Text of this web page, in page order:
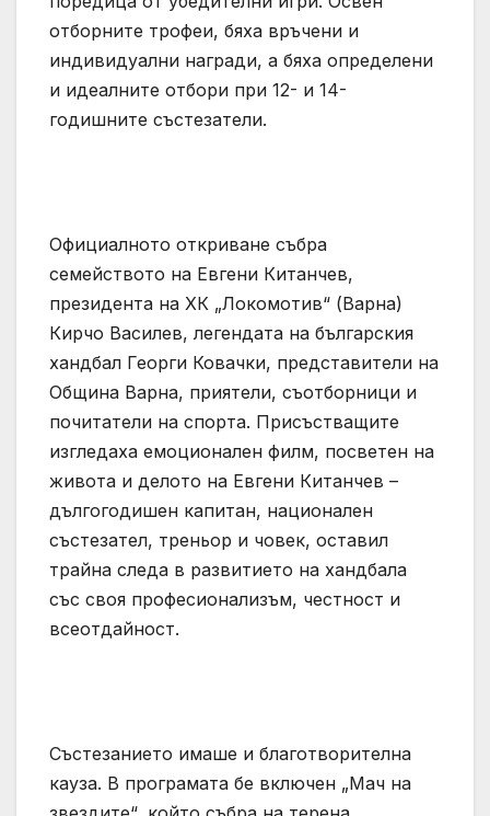
отборните трофеи, бяха връчени и
индивидуални награди, а бяха определени
и идеалните отбори при 12- и 14-
годишните състезатели.
Официалното откриване събра
семейството на Евгени Китанчев,
президента на ХК „Локомотив“ (Варна)
Кирчо Василев, легендата на българския
хандбал Георги Ковачки, представители на
Община Варна, приятели, съотборници и
почитатели на спорта. Присъстващите
изгледаха емоционален филм, посветен на
живота и делото на Евгени Китанчев –
дългогодишен капитан, национален
състезател, треньор и човек, оставил
трайна следа в развитието на хандбала
със своя професионализъм, честност и
всеотдайност.
Състезанието имаше и благотворителна
кауза. В програмата бе включен „Мач на